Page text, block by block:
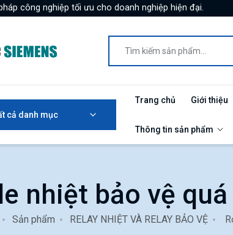
công nghiệp tối ưu cho doanh nghiệp hiện đại.
cả danh mục
Trang chủ Giới thiệu
Thông tin sản phẩm
nhiệt bảo vệ
Sản phẩm RELAY NHIỆT VÀ RELAY BẢO VỆ